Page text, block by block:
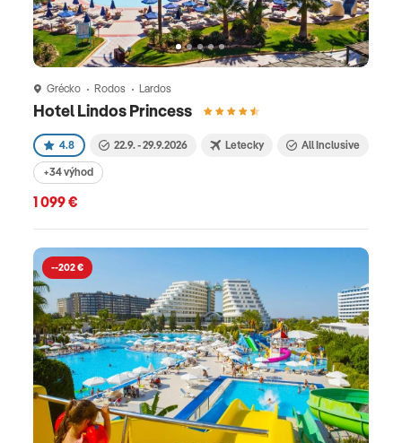
Grécko Rodos Lardos
Hotel Lindos Princess
4.8 22.9. - 29.9.2026 Letecky All Inclusive
+34 výhod
1 099 €
--202 €